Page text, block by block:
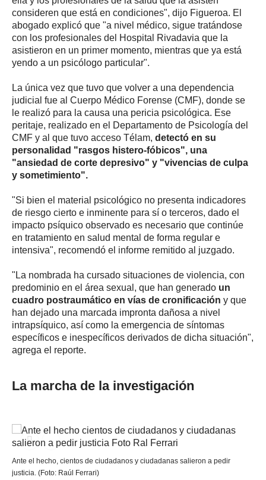
consideren que está en condiciones", dijo Figueroa. El
abogado explicó que "a nivel médico, sigue tratándose
con los profesionales del Hospital Rivadavia que la
asistieron en un primer momento, mientras que ya está
yendo a un psicólogo particular".
La única vez que tuvo que volver a una dependencia
judicial fue al Cuerpo Médico Forense (CMF), donde se
le realizó para la causa una pericia psicológica. Ese
peritaje, realizado en el Departamento de Psicología del
CMF y al que tuvo acceso Télam, detectó en su
personalidad "rasgos histero-fóbicos", una
"ansiedad de corte depresivo" y "vivencias de culpa
y sometimiento".
"Si bien el material psicológico no presenta indicadores
de riesgo cierto e inminente para sí o terceros, dado el
impacto psíquico observado es necesario que continúe
en tratamiento en salud mental de forma regular e
intensiva", recomendó el informe remitido al juzgado.
"La nombrada ha cursado situaciones de violencia, con
predominio en el área sexual, que han generado un
cuadro postraumático en vías de cronificación y que
han dejado una marcada impronta dañosa a nivel
intrapsíquico, así como la emergencia de síntomas
específicos e inespecíficos derivados de dicha situación",
agrega el reporte.
La marcha de la investigación
Ante el hecho, cientos de ciudadanos y ciudadanas salieron a pedir
justicia. (Foto: Raúl Ferrari)